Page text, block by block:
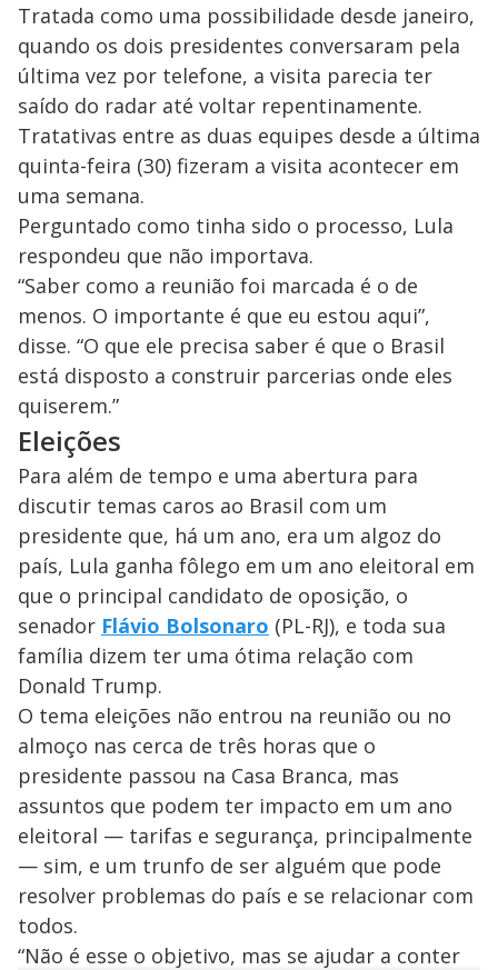
Tratada como uma possibilidade desde janeiro,
quando os dois presidentes conversaram pela
última vez por telefone, a visita parecia ter
saído do radar até voltar repentinamente.
Tratativas entre as duas equipes desde a última
quinta-feira (30) fizeram a visita acontecer em
uma semana.
Perguntado como tinha sido o processo, Lula
respondeu que não importava.
“Saber como a reunião foi marcada é o de
menos. O importante é que eu estou aqui”,
disse. “O que ele precisa saber é que o Brasil
está disposto a construir parcerias onde eles
quiserem.”
Eleições
Para além de tempo e uma abertura para
discutir temas caros ao Brasil com um
presidente que, há um ano, era um algoz do
país, Lula ganha fôlego em um ano eleitoral em
que o principal candidato de oposição, o
senador Flávio Bolsonaro (PL-RJ), e toda sua
família dizem ter uma ótima relação com
Donald Trump.
O tema eleições não entrou na reunião ou no
almoço nas cerca de três horas que o
presidente passou na Casa Branca, mas
assuntos que podem ter impacto em um ano
eleitoral — tarifas e segurança, principalmente
— sim, e um trunfo de ser alguém que pode
resolver problemas do país e se relacionar com
todos.
“Não é esse o objetivo, mas se ajudar a conter